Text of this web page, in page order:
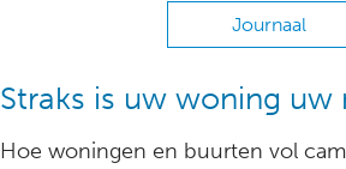
Journaal
Straks is uw woning uw
Hoe woningen en buurten vol